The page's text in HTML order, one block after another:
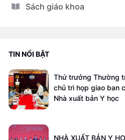
Sách giáo khoa
TIN NỔI BẬT
Thứ trưởng Thường
chủ trì họp giao ban
Nhà xuất bản Y học
NHÀ XUẤT BẢN Y